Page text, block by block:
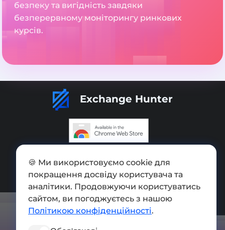
безпеку та вигідність завдяки
безперервному моніторингу ринкових
курсів.
Exchange Hunter
Мапа сайту
Press kit
Умови використання
🍪 Ми використовуємо cookie для
покращення досвіду користувача та
аналітики. Продовжуючи користуватись
сайтом, ви погоджуєтесь з нашою
Політикою конфіденційності.